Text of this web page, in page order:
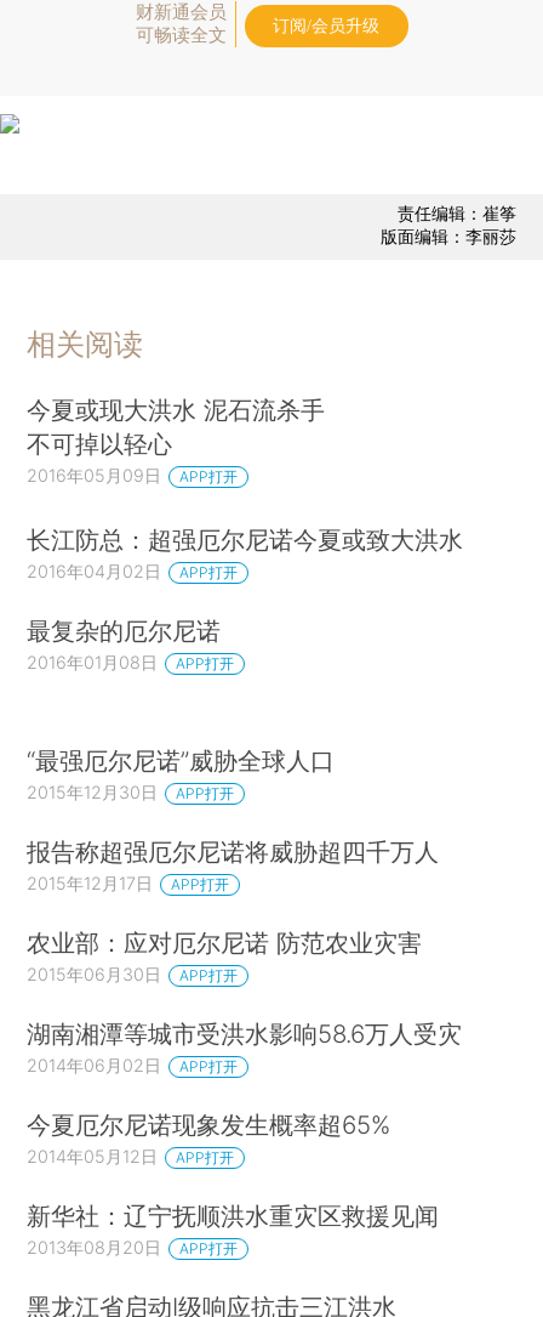
财新通会员
可畅读全文
订阅/会员升级
责任编辑：崔筝
版面编辑：李丽莎
相关阅读
今夏或现大洪水 泥石流杀手
不可掉以轻心
2016年05月09日 APP打开
长江防总：超强厄尔尼诺今夏或致大洪水
2016年04月02日 APP打开
最复杂的厄尔尼诺
2016年01月08日 APP打开
“最强厄尔尼诺”威胁全球人口
2015年12月30日 APP打开
报告称超强厄尔尼诺将威胁超四千万人
2015年12月17日 APP打开
农业部：应对厄尔尼诺 防范农业灾害
2015年06月30日 APP打开
湖南湘潭等城市受洪水影响58.6万人受灾
2014年06月02日 APP打开
今夏厄尔尼诺现象发生概率超65%
2014年05月12日 APP打开
新华社：辽宁抚顺洪水重灾区救援见闻
2013年08月20日 APP打开
黑龙江省启动I级响应抗击三江洪水